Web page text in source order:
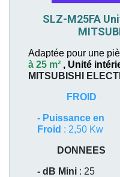
SLZ-M25FA
Adaptée pour une
à 25 m² , Unité
MITSUBISHI
FROID
- Puissance en
Froid : 2,50 Kw
DONNEES
- dB Mini : 25